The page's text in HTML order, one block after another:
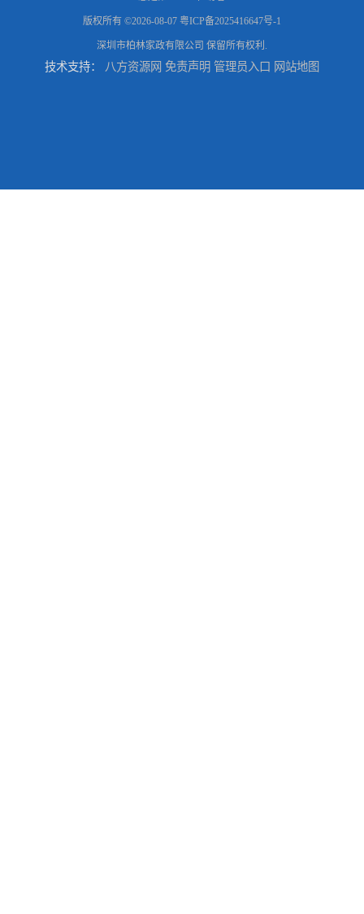
版权所有 ©2026-08-07 粤ICP备2025416647号-1
深圳市柏林家政有限公司 保留所有权利.
技术支持： 八方资源网 免责声明 管理员入口 网站地图